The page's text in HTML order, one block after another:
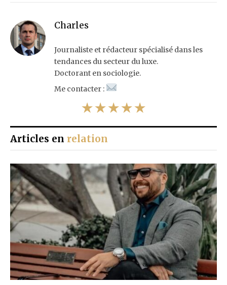
Charles
Journaliste et rédacteur spécialisé dans les
tendances du secteur du luxe.
Doctorant en sociologie.
Me contacter :
★★★★★
Articles en relation